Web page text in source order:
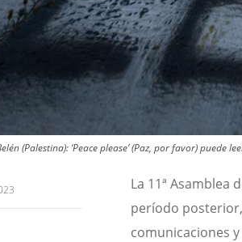
(Palestina): ‘Peace please’ (Paz, por favor)
La 11ª Asamblea
período
comunicaciones